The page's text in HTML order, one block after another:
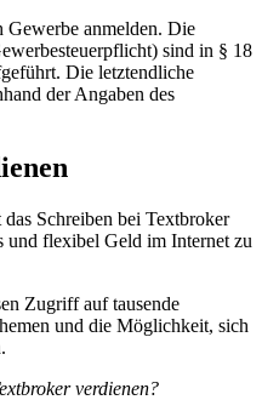
Gewerbe anmelden. Die
sind in § 18
Die letztendliche
der Angaben des
Schreiben bei Textbroker
und flexibel Geld im Internet zu
Zugriff auf tausende
und die Möglichkeit, sich
verdienen?